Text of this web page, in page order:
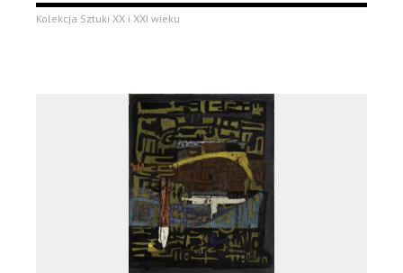
Kolekcja Sztuki XX i XXI wieku